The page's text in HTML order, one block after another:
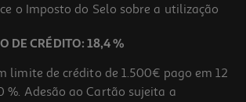
o Imposto do Selo sobre a utilização
DE CRÉDITO: 18,4 %
limite de crédito de 1.500€ pago em 12
%. Adesão ao Cartão sujeita a